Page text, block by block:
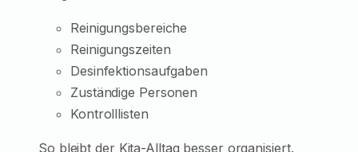
Reinigungsbereiche
Reinigungszeiten
Desinfektionsaufgaben
Zuständige Personen
Kontrolllisten
So bleibt der Kita-Alltag besser organisiert.